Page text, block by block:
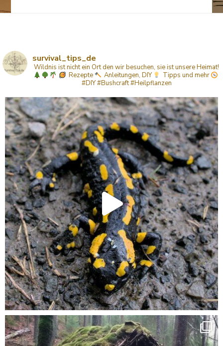
survival_tips_de
Wildnis ist nicht ein Ort den wir besuchen, sie ist unsere Heimat!
Rezepte
Anleitungen, DIY Tipps und mehr
#DIY #Bushcraft #Heilpflanzen